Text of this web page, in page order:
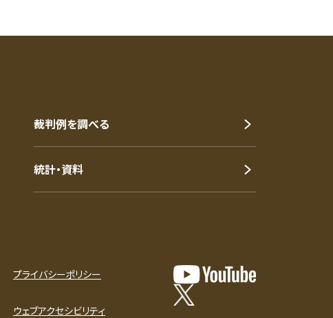
裁判例を調べる
統計・資料
プライバシーポリシー
ウェブアクセシビリティ